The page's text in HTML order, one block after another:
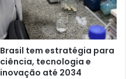
Brasil tem estratégia para
ciência, tecnologia e
inovação até 2034